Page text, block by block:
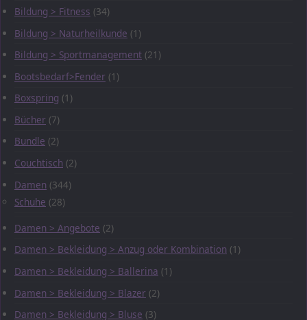
Bildung > Fitness (34)
Bildung > Naturheilkunde (1)
Bildung > Sportmanagement (21)
Bootsbedarf>Fender (1)
Boxspring (1)
Bücher (7)
Bundle (2)
Couchtisch (2)
Damen (344)
Schuhe (28)
Damen > Angebote (2)
Damen > Bekleidung > Anzug oder Kombination (1)
Damen > Bekleidung > Ballerina (1)
Damen > Bekleidung > Blazer (2)
Damen > Bekleidung > Bluse (3)